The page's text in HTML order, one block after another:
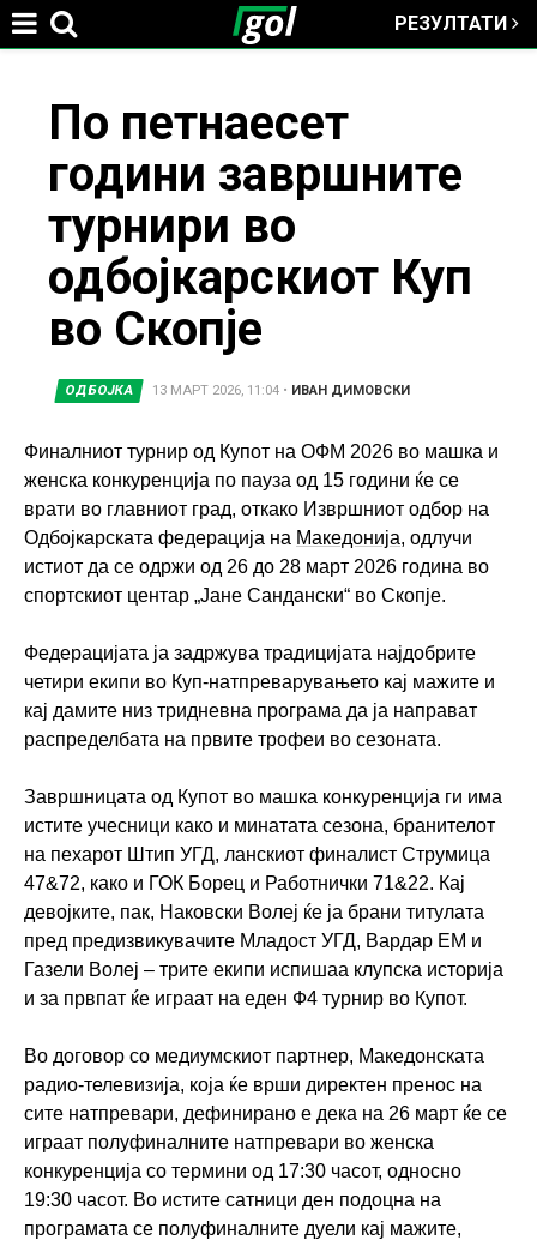
РЕЗУЛТАТИ
here
По петнаесет
години завршните
турнири во
одбојкарскиот Куп
во Скопје
ОДБОЈКА 13 МАРТ 2026, 11:04• ИВАН ДИМОВСКИ
Финалниот турнир од Купот на ОФМ 2026 во машка и
женска конкуренција по пауза од 15 години ќе се
врати во главниот град, откако Извршниот одбор на
Одбојкарската федерација на Македонија, одлучи
истиот да се одржи од 26 до 28 март 2026 година во
спортскиот центар „Јане Сандански“ во Скопје.
Федерацијата ја задржува традицијата најдобрите
четири екипи во Куп-натпреварувањето кај мажите и
кај дамите низ тридневна програма да ја направат
распределбата на првите трофеи во сезоната.
Завршницата од Купот во машка конкуренција ги има
истите учесници како и минатата сезона, бранителот
на пехарот Штип УГД, ланскиот финалист Струмица
47&72, како и ГОК Борец и Работнички 71&22. Кај
девојките, пак, Наковски Волеј ќе ја брани титулата
пред предизвикувачите Младост УГД, Вардар ЕМ и
Газели Волеј – трите екипи испишаа клупска историја
и за првпат ќе играат на еден Ф4 турнир во Купот.
Во договор со медиумскиот партнер, Македонската
радио-телевизија, која ќе врши директен пренос на
сите натпревари, дефинирано е дека на 26 март ќе се
играат полуфиналните натпревари во женска
конкуренција со термини од 17:30 часот, односно
19:30 часот. Во истите сатници ден подоцна на
програмата се полуфиналните дуели кај мажите,